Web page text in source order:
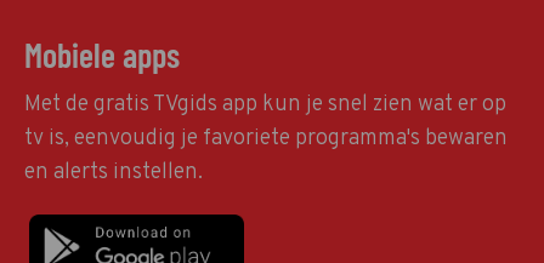
Mobiele apps
Met de gratis TVgids app kun je snel zien wat er op
tv is, eenvoudig je favoriete programma's bewaren
en alerts instellen.